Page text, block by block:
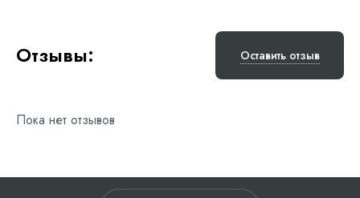
Отзывы: Оставить отзыв
Пока нет отзывов